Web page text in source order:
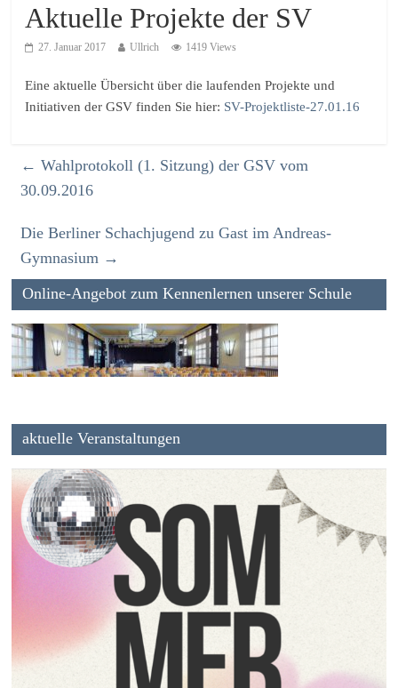
Aktuelle Projekte der SV
27. Januar 2017 Ullrich 1419 Views
Eine aktuelle Übersicht über die laufenden Projekte und
Initiativen der GSV finden Sie hier: SV-Projektliste-27.01.16
← Wahlprotokoll (1. Sitzung) der GSV vom
30.09.2016
Die Berliner Schachjugend zu Gast im Andreas-
Gymnasium →
Online-Angebot zum Kennenlernen unserer Schule
aktuelle Veranstaltungen